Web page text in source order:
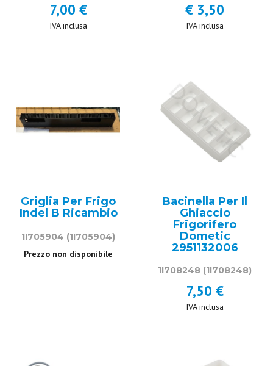
7,00 €
IVA inclusa
€ 3,50
IVA inclusa
Griglia Per Frigo
Indel B Ricambio
1I705904 (1I705904)
Prezzo non disponibile
Bacinella Per Il
Ghiaccio
Frigorifero
Dometic
2951132006
1I708248 (1I708248)
7,50 €
IVA inclusa